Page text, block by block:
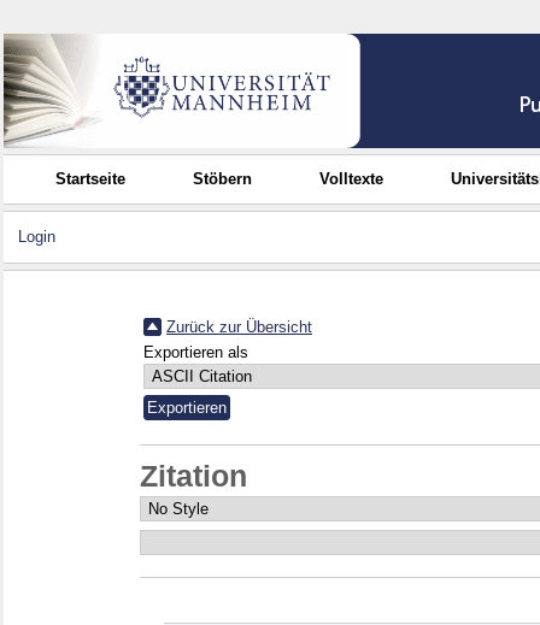
Startseite Stöbern Volltexte
Login
Zurück zur Übersicht
Exportieren als
Zitation